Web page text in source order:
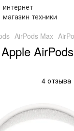
AirPods Max
4 отзыва